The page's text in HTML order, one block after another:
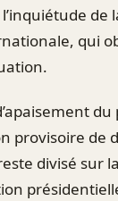
de
qui
du
provisoire de
divisé sur